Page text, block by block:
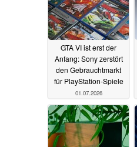
GTA VI ist erst der
Anfang: Sony zerstört
den Gebrauchtmarkt
für PlayStation-Spiele
01.07.2026